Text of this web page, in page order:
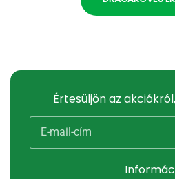
Értesüljön az
E-mail-cím